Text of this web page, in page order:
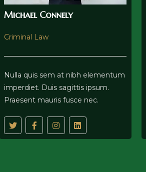
Michael Connely
Criminal Law
Nulla quis sem at nibh elementum
imperdiet. Duis sagittis ipsum.
Praesent mauris fusce nec.